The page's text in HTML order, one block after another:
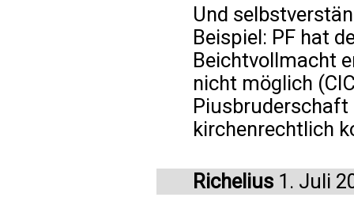
Und
Beispiel: PF hat
Beichtvollmacht
nicht möglich
Piusbruderschaft
kirchenrechtlich
Richelius 1. Juli